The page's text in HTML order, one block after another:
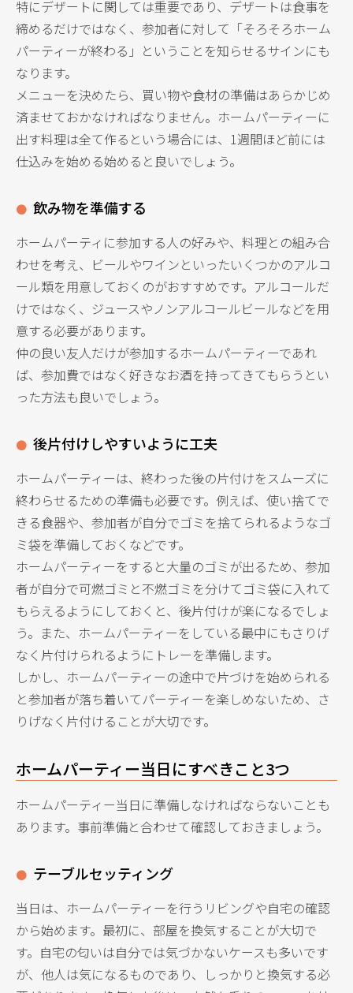
特にデザートに関しては重要であり、デザートは食事を
締めるだけではなく、参加者に対して「そろそろホーム
パーティーが終わる」ということを知らせるサインにも
なります。
メニューを決めたら、買い物や食材の準備はあらかじめ
済ませておかなければなりません。ホームパーティーに
出す料理は全て作るという場合には、1週間ほど前には
仕込みを始める始めると良いでしょう。
飲み物を準備する
ホームパーティに参加する人の好みや、料理との組み合
わせを考え、ビールやワインといったいくつかのアルコ
ール類を用意しておくのがおすすめです。アルコールだ
けではなく、ジュースやノンアルコールビールなどを用
意する必要があります。
仲の良い友人だけが参加するホームパーティーであれ
ば、参加費ではなく好きなお酒を持ってきてもらうとい
った方法も良いでしょう。
後片付けしやすいように工夫
ホームパーティーは、終わった後の片付けをスムーズに
終わらせるための準備も必要です。例えば、使い捨てで
きる食器や、参加者が自分でゴミを捨てられるようなゴ
ミ袋を準備しておくなどです。
ホームパーティーをすると大量のゴミが出るため、参加
者が自分で可燃ゴミと不燃ゴミを分けてゴミ袋に入れて
もらえるようにしておくと、後片付けが楽になるでしょ
う。また、ホームパーティーをしている最中にもさりげ
なく片付けられるようにトレーを準備します。
しかし、ホームパーティーの途中で片づけを始められる
と参加者が落ち着いてパーティーを楽しめないため、さ
りげなく片付けることが大切です。
ホームパーティー当日にすべきこと3つ
ホームパーティー当日に準備しなければならないことも
あります。事前準備と合わせて確認しておきましょう。
テーブルセッティング
当日は、ホームパーティーを行うリビングや自宅の確認
から始めます。最初に、部屋を換気することが大切で
す。自宅の匂いは自分では気づかないケースも多いです
が、他人は気になるものであり、しっかりと換気する必